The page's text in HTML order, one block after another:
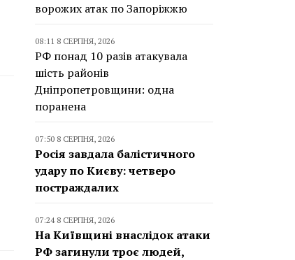
ворожих атак по Запоріжжю
08:11 8 СЕРПНЯ, 2026
РФ понад 10 разів атакувала
шість районів
Дніпропетровщини: одна
поранена
07:50 8 СЕРПНЯ, 2026
Росія завдала балістичного
удару по Києву: четверо
постраждалих
07:24 8 СЕРПНЯ, 2026
На Київщині внаслідок атаки
РФ загинули троє людей,